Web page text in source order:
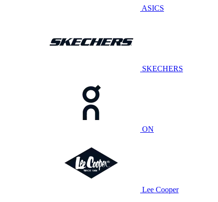
ASICS
SKECHERS
ON
Lee Cooper